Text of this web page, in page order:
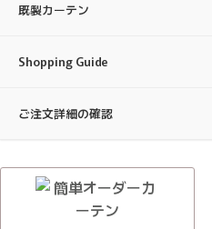
既製カーテン
Shopping Guide
ご注文詳細の確認